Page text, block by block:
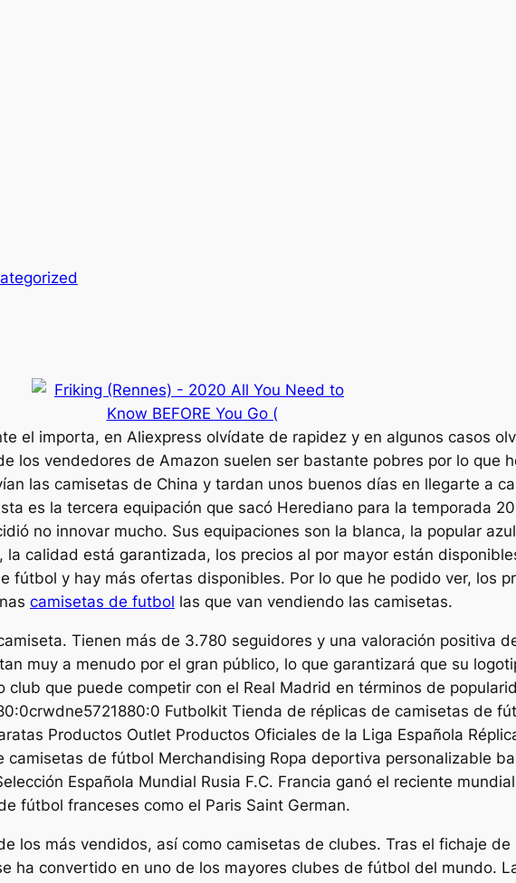
el importa, en Aliexpress olvídate de rapidez y en algunos casos
los vendedores de Amazon suelen ser bastante pobres por lo que
las camisetas de China y tardan unos buenos días en llegarte a
es la tercera equipación que sacó Herediano para la temporada
no innovar mucho. Sus equipaciones son la blanca, la popular
calidad está garantizada, los precios al por mayor están
fútbol y hay más ofertas disponibles. Por lo que he podido ver, los
camisetas de futbol las que van vendiendo las camisetas.
Tienen más de 3.780 seguidores y una valoración positiva
muy a menudo por el gran público, lo que garantizará que su
club que puede competir con el Real Madrid en términos de
Futbolkit Tienda de réplicas de camisetas de
Productos Outlet Productos Oficiales de la Liga Española
de fútbol Merchandising Ropa deportiva personalizable
Española Mundial Rusia F.C. Francia ganó el reciente
fútbol franceses como el Paris Saint German.
los más vendidos, así como camisetas de clubes. Tras el fichaje de
ha convertido en uno de los mayores clubes de fútbol del mundo.